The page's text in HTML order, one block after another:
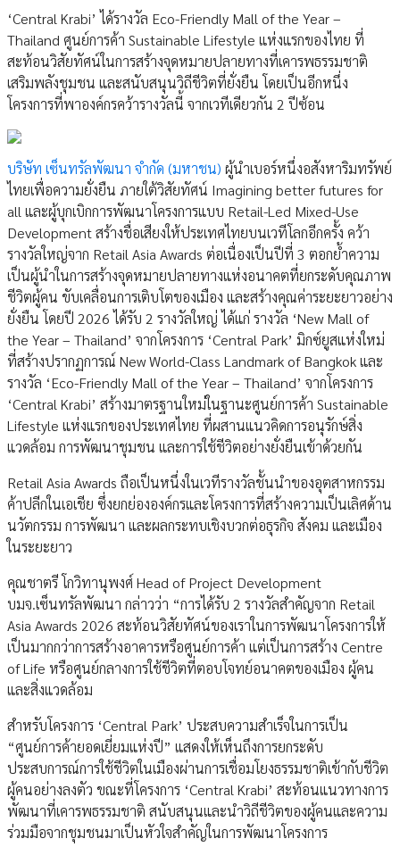
‘Central Krabi’ ได้รางวัล Eco-Friendly Mall of the Year –
Thailand ศูนย์การค้า Sustainable Lifestyle แห่งแรกของไทย ที่
สะท้อนวิสัยทัศน์ในการสร้างจุดหมายปลายทางที่เคารพธรรมชาติ
เสริมพลังชุมชน และสนับสนุนวิถีชีวิตที่ยั่งยืน โดยเป็นอีกหนึ่ง
โครงการที่พาองค์กรคว้ารางวัลนี้ จากเวทีเดียวกัน 2 ปีซ้อน
บริษัท เซ็นทรัลพัฒนา จำกัด (มหาชน) ผู้นำเบอร์หนึ่งอสังหาริมทรัพย์
ไทยเพื่อความยั่งยืน ภายใต้วิสัยทัศน์ Imagining better futures for
all และผู้บุกเบิกการพัฒนาโครงการแบบ Retail-Led Mixed-Use
Development สร้างชื่อเสียงให้ประเทศไทยบนเวทีโลกอีกครั้ง คว้า
รางวัลใหญ่จาก Retail Asia Awards ต่อเนื่องเป็นปีที่ 3 ตอกย้ำความ
เป็นผู้นำในการสร้างจุดหมายปลายทางแห่งอนาคตที่ยกระดับคุณภาพ
ชีวิตผู้คน ขับเคลื่อนการเติบโตของเมือง และสร้างคุณค่าระยะยาวอย่าง
ยั่งยืน โดยปี 2026 ได้รับ 2 รางวัลใหญ่ ได้แก่ รางวัล ‘New Mall of
the Year – Thailand’ จากโครงการ ‘Central Park’ มิกซ์ยูสแห่งใหม่
ที่สร้างปรากฏการณ์ New World-Class Landmark of Bangkok และ
รางวัล ‘Eco-Friendly Mall of the Year – Thailand’ จากโครงการ
‘Central Krabi’ สร้างมาตรฐานใหม่ในฐานะศูนย์การค้า Sustainable
Lifestyle แห่งแรกของประเทศไทย ที่ผสานแนวคิดการอนุรักษ์สิ่ง
แวดล้อม การพัฒนาชุมชน และการใช้ชีวิตอย่างยั่งยืนเข้าด้วยกัน
Retail Asia Awards ถือเป็นหนึ่งในเวทีรางวัลชั้นนำของอุตสาหกรรม
ค้าปลีกในเอเชีย ซึ่งยกย่ององค์กรและโครงการที่สร้างความเป็นเลิศด้าน
นวัตกรรม การพัฒนา และผลกระทบเชิงบวกต่อธุรกิจ สังคม และเมือง
ในระยะยาว
คุณชาตรี โกวิทานุพงศ์ Head of Project Development
บมจ.เซ็นทรัลพัฒนา กล่าวว่า “การได้รับ 2 รางวัลสำคัญจาก Retail
Asia Awards 2026 สะท้อนวิสัยทัศน์ของเราในการพัฒนาโครงการให้
เป็นมากกว่าการสร้างอาคารหรือศูนย์การค้า แต่เป็นการสร้าง Centre
of Life หรือศูนย์กลางการใช้ชีวิตที่ตอบโจทย์อนาคตของเมือง ผู้คน
และสิ่งแวดล้อม
สำหรับโครงการ ‘Central Park’ ประสบความสำเร็จในการเป็น
“ศูนย์การค้ายอดเยี่ยมแห่งปี” แสดงให้เห็นถึงการยกระดับ
ประสบการณ์การใช้ชีวิตในเมืองผ่านการเชื่อมโยงธรรมชาติเข้ากับชีวิต
ผู้คนอย่างลงตัว ขณะที่โครงการ ‘Central Krabi’ สะท้อนแนวทางการ
พัฒนาที่เคารพธรรมชาติ สนับสนุนและนำวิถีชีวิตของผู้คนและความ
ร่วมมือจากชุมชนมาเป็นหัวใจสำคัญในการพัฒนาโครงการ